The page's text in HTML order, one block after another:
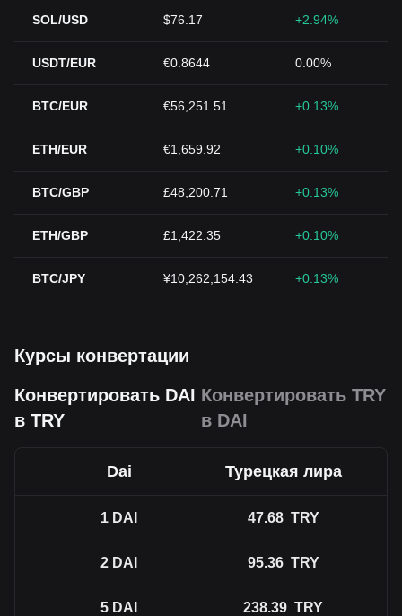
SOL/USD $76.17 +2.94%
USDT/EUR €0.8644 0.00%
BTC/EUR €56,251.51 +0.13%
ETH/EUR €1,659.92 +0.10%
BTC/GBP £48,200.71 +0.13%
ETH/GBP £1,422.35 +0.10%
BTC/JPY ¥10,262,154.43 +0.13%
Курсы конвертации
Конвертировать DAI
в TRY
Конвертировать TRY
в DAI
Dai Турецкая лира
1 DAI 47.68 TRY
2 DAI 95.36 TRY
5 DAI 238.39 TRY